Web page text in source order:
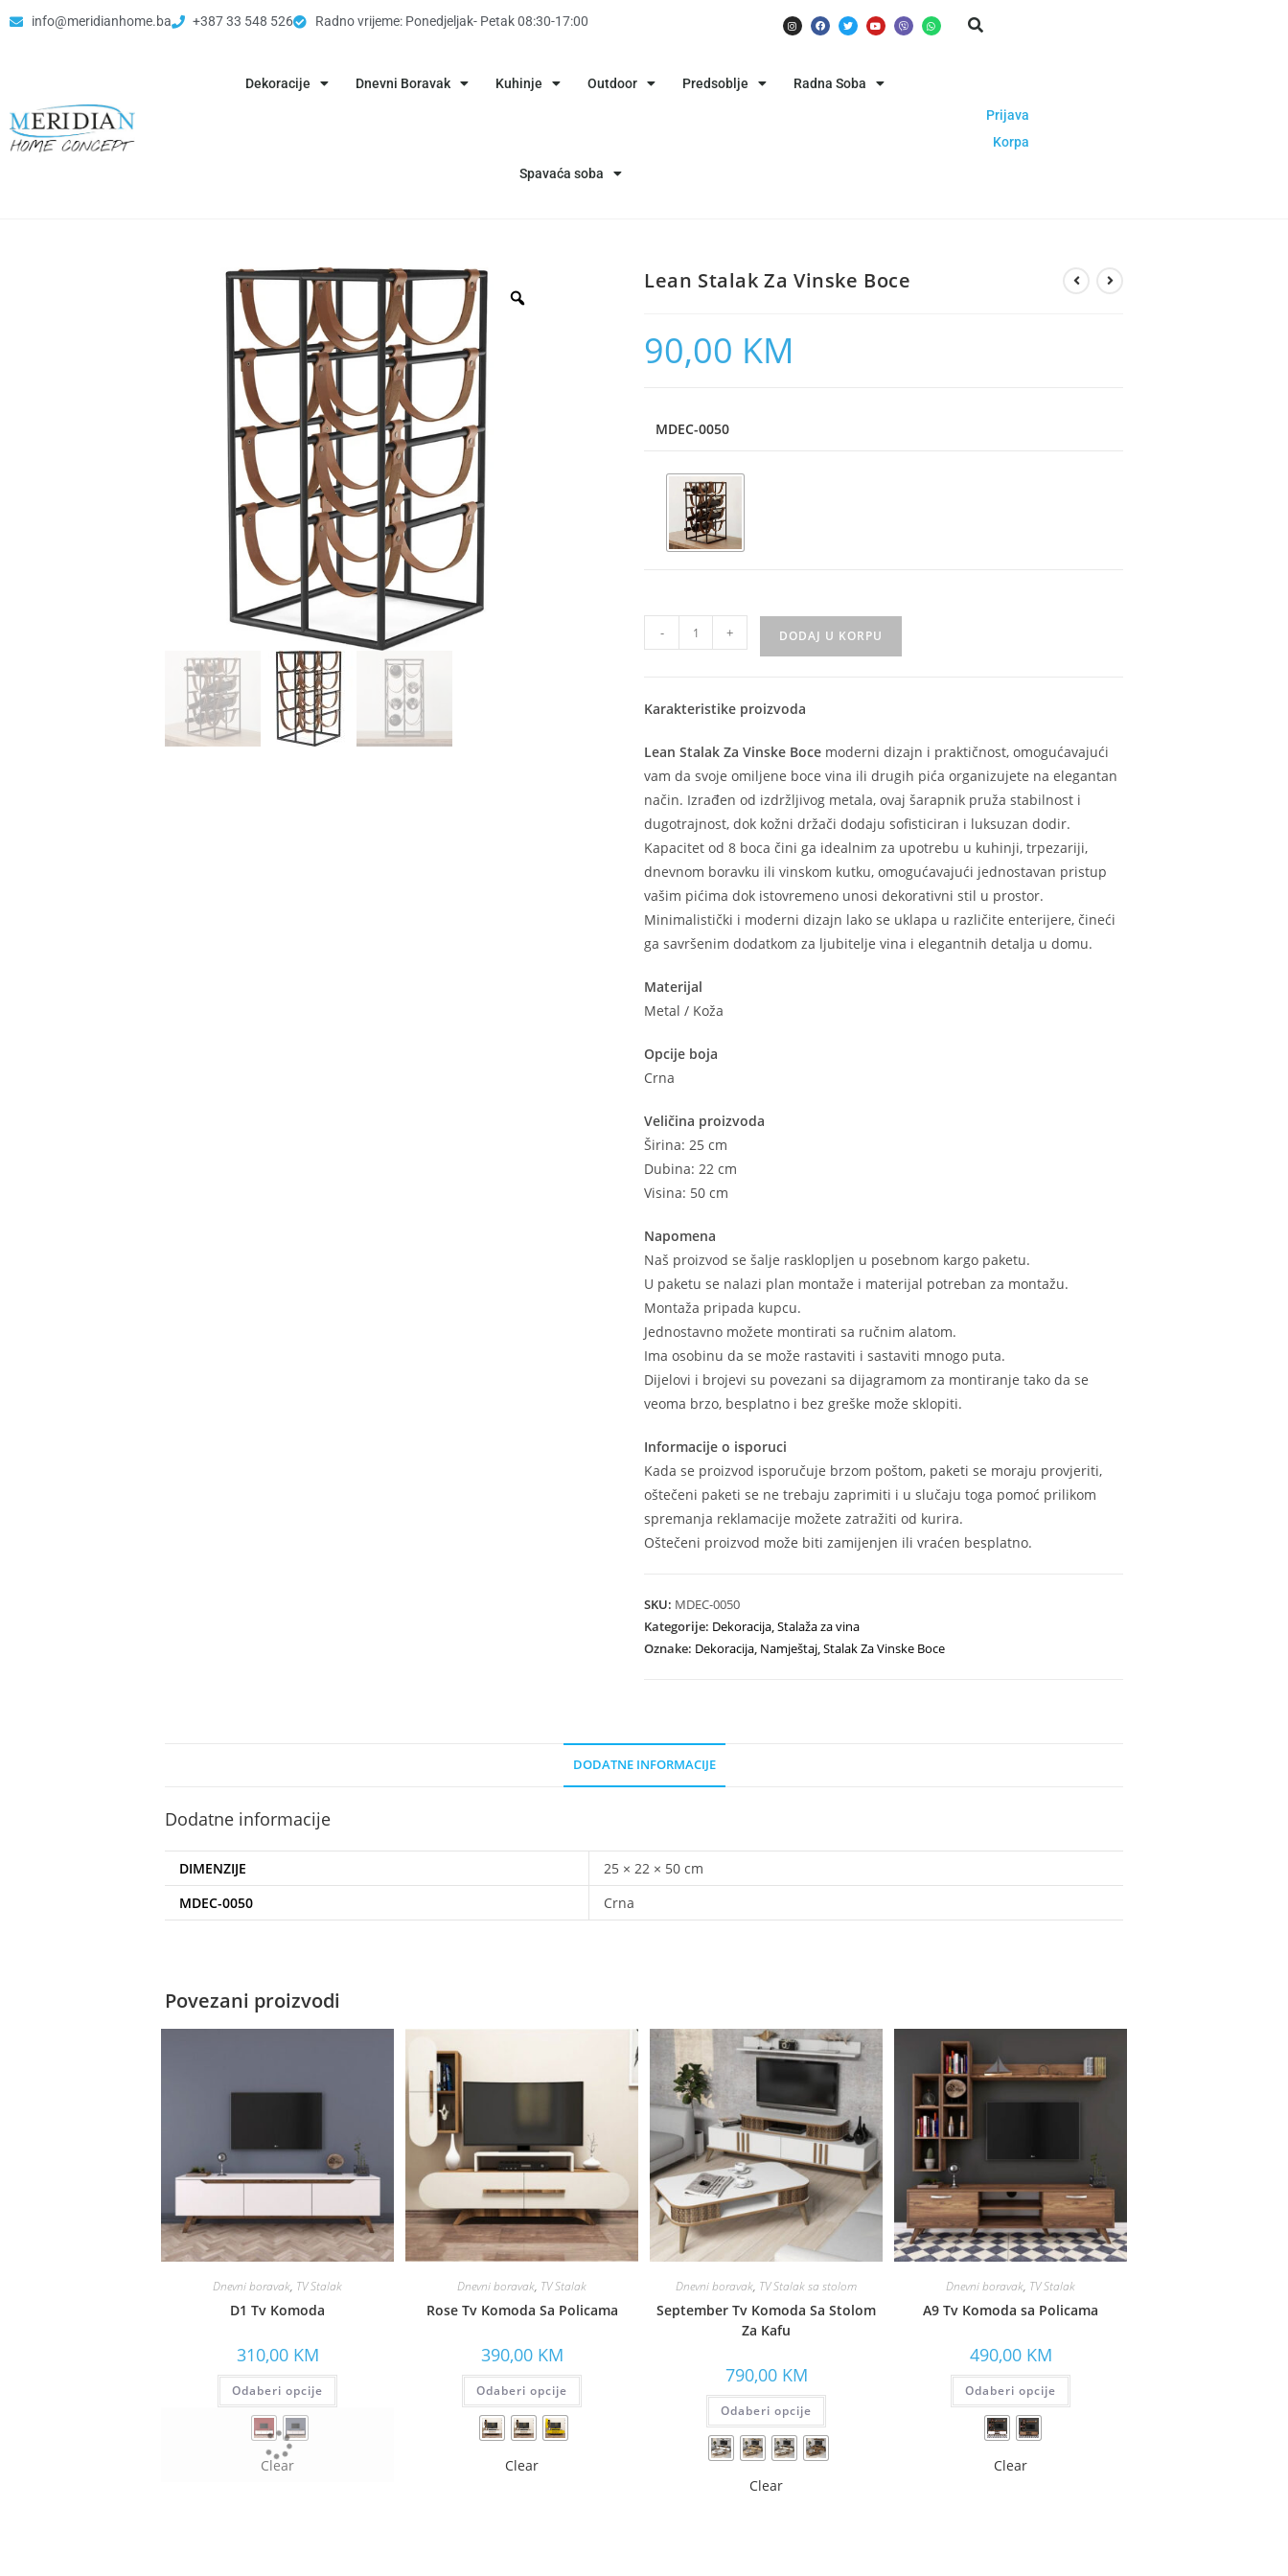
info@meridianhome.ba +387 33 548 526 Radno vrijeme: Ponedjeljak- Petak 08:30-17:00
Dekoracije Dnevni Boravak Kuhinje Outdoor Predsoblje Radna Soba
Spavaća soba
Prijava
Korpa
Lean Stalak Za Vinske Boce
90,00 KM
MDEC-0050
- + DODAJ U KORPU
Karakteristike proizvoda
Lean Stalak Za Vinske Boce moderni dizajn i praktičnost, omogućavajući
vam da svoje omiljene boce vina ili drugih pića organizujete na elegantan
način. Izrađen od izdržljivog metala, ovaj šarapnik pruža stabilnost i
dugotrajnost, dok kožni držači dodaju sofisticiran i luksuzan dodir.
Kapacitet od 8 boca čini ga idealnim za upotrebu u kuhinji, trpezariji,
dnevnom boravku ili vinskom kutku, omogućavajući jednostavan pristup
vašim pićima dok istovremeno unosi dekorativni stil u prostor.
Minimalistički i moderni dizajn lako se uklapa u različite enterijere, čineći
ga savršenim dodatkom za ljubitelje vina i elegantnih detalja u domu.
Materijal
Metal / Koža
Opcije boja
Crna
Veličina proizvoda
Širina: 25 cm
Dubina: 22 cm
Visina: 50 cm
Napomena
Naš proizvod se šalje rasklopljen u posebnom kargo paketu.
U paketu se nalazi plan montaže i materijal potreban za montažu.
Montaža pripada kupcu.
Jednostavno možete montirati sa ručnim alatom.
Ima osobinu da se može rastaviti i sastaviti mnogo puta.
Dijelovi i brojevi su povezani sa dijagramom za montiranje tako da se
veoma brzo, besplatno i bez greške može sklopiti.
Informacije o isporuci
Kada se proizvod isporučuje brzom poštom, paketi se moraju provjeriti,
oštečeni paketi se ne trebaju zaprimiti i u slučaju toga pomoć prilikom
spremanja reklamacije možete zatražiti od kurira.
Oštečeni proizvod može biti zamijenjen ili vraćen besplatno.
SKU: MDEC-0050
Kategorije: Dekoracija,Stalaža za vina
Oznake: Dekoracija, Namještaj,Stalak Za Vinske Boce
DODATNE INFORMACIJE
Dodatne informacije
DIMENZIJE
25 × 22 × 50 cm
MDEC-0050
Crna
Povezani proizvodi
Dnevni boravak, TV Stalak
D1 Tv Komoda
310,00 KM
Odaberi opcije
Clear
Dnevni boravak, TV Stalak
Rose Tv Komoda Sa Policama
390,00 KM
Odaberi opcije
Clear
Dnevni boravak, TV Stalak sa stolom
September Tv Komoda Sa Stolom
Za Kafu
790,00 KM
Odaberi opcije
Clear
Dnevni boravak, TV Stalak
A9 Tv Komoda sa Policama
490,00 KM
Odaberi opcije
Clear